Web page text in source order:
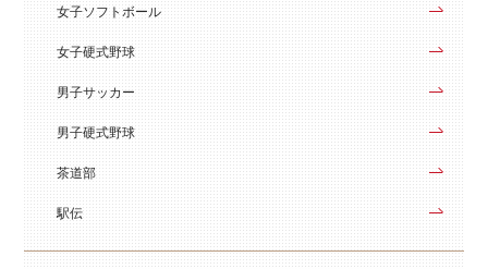
女子ソフトボール
女子硬式野球
男子サッカー
男子硬式野球
茶道部
駅伝